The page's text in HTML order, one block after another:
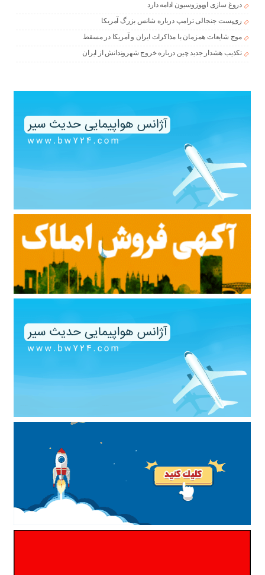
دروغ سازی اوپوزوسیون ادامه دارد
ری‌پست جنجالی ترامپ درباره شانس بزرگ آمریکا
موج شایعات همزمان با مذاکرات ایران و آمریکا در مسقط
تکذیب هشدار جدید چین درباره خروج شهروندانش از ایران